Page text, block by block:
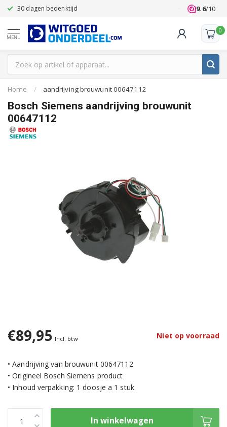
30 dagen bedenktijd Klanten
9.6/10
MENU
0
Home / aandrijving brouwunit 00647112
Bosch Siemens aandrijving brouwunit
00647112
€89,95 Incl. btw Niet op voorraad
• Aandrijving van brouwunit 00647112
• Origineel Bosch Siemens product
• Inhoud verpakking: 1 doosje a 1 stuk
In winkelwagen